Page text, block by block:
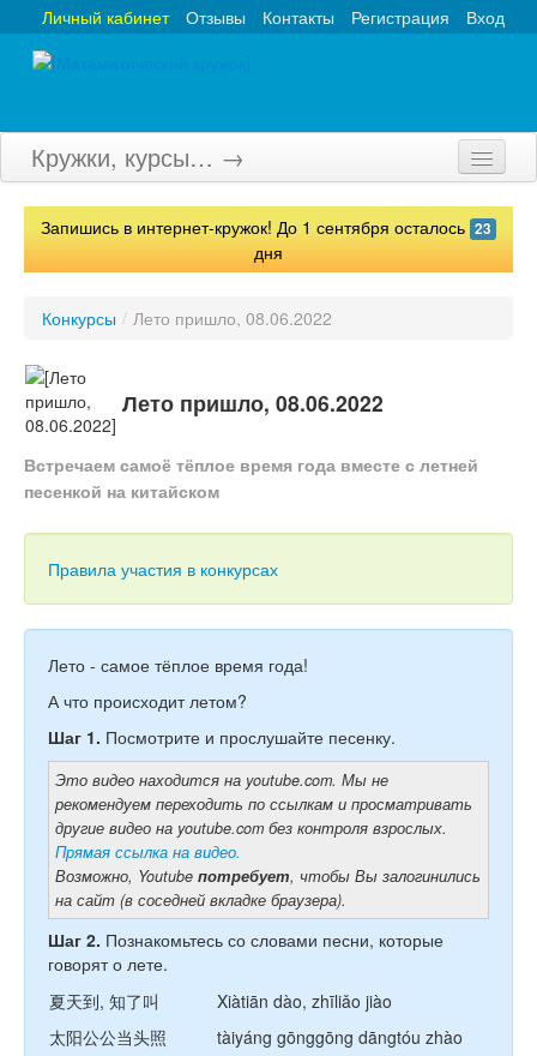
Вход
Регистрация
Контакты
Отзывы
Личный кабинет
Кружки, курсы… →
Главная
Турниры
Вебинары
Тесты
Игры
Запишись в интернет-кружок! До 1 сентября осталось 23
дня
Конкурсы / Лето пришло, 08.06.2022
Лето пришло, 08.06.2022
Встречаем самоё тёплое время года вместе с летней
песенкой на китайском
Правила участия в конкурсах
Лето - самое тёплое время года!
А что происходит летом?
Шаг 1. Посмотрите и прослушайте песенку.
Это видео находится на youtube.com. Мы не
рекомендуем переходить по ссылкам и просматривать
другие видео на youtube.com без контроля взрослых.
Прямая ссылка на видео.
Возможно, Youtube потребует, чтобы Вы залогинились
на сайт (в соседней вкладке браузера).
Шаг 2. Познакомьтесь со словами песни, которые
говорят о лете.
夏天到, 知了叫
太阳公公当头照
Xiàtiān dào, zhīliǎo jiào
tàiyáng gōnggōng dāngtóu zhào